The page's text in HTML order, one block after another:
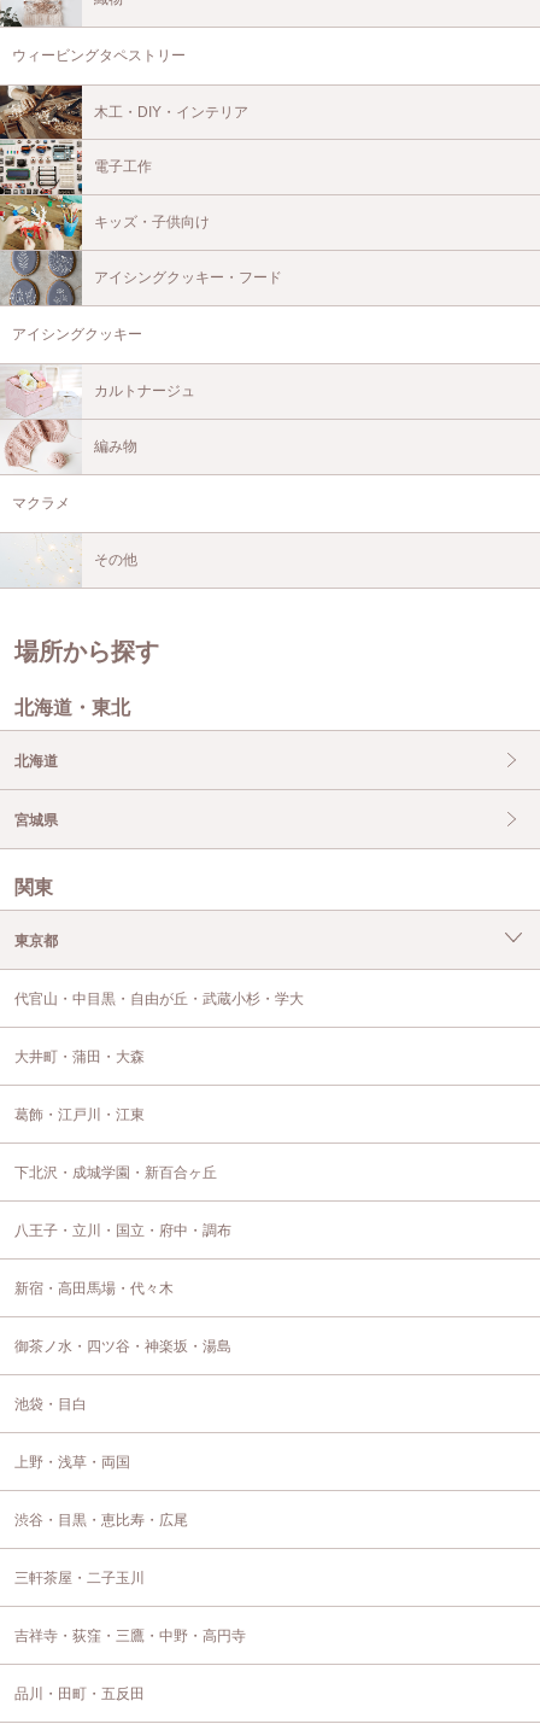
ウィービングタペストリー
木工・DIY・インテリア
電子工作
キッズ・子供向け
アイシングクッキー・フード
アイシングクッキー
カルトナージュ
編み物
マクラメ
その他
場所から探す
北海道・東北
北海道
宮城県
関東
東京都
代官山・中目黒・自由が丘・武蔵小杉・学大
大井町・蒲田・大森
葛飾・江戸川・江東
下北沢・成城学園・新百合ヶ丘
八王子・立川・国立・府中・調布
新宿・高田馬場・代々木
御茶ノ水・四ツ谷・神楽坂・湯島
池袋・目白
上野・浅草・両国
渋谷・目黒・恵比寿・広尾
三軒茶屋・二子玉川
吉祥寺・荻窪・三鷹・中野・高円寺
品川・田町・五反田